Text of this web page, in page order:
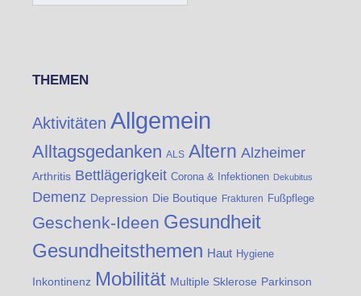
THEMEN
Aktivitäten Allgemein
Alltagsgedanken ALS Altern Alzheimer
Arthritis Bettlägerigkeit Corona & Infektionen Dekubitus
Demenz Depression Die Boutique Frakturen Fußpflege
Geschenk-Ideen Gesundheit
Gesundheitsthemen Haut Hygiene
Inkontinenz Mobilität Multiple Sklerose Parkinson